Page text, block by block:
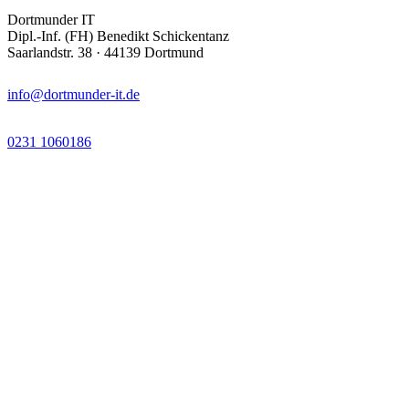
Dortmunder IT
Dipl.-Inf. (FH) Benedikt Schickentanz
Saarlandstr. 38 · 44139 Dortmund
info@dortmunder-it.de
0231 1060186